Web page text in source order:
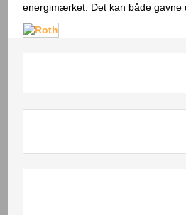
energimærket. Det kan både gavne